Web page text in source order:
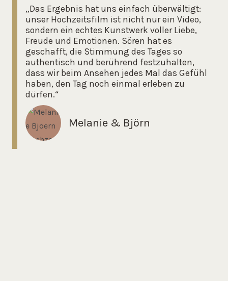
„Das Ergebnis hat uns einfach überwältigt:
unser Hochzeitsfilm ist nicht nur ein Video,
sondern ein echtes Kunstwerk voller Liebe,
Freude und Emotionen. Sören hat es
geschafft, die Stimmung des Tages so
authentisch und berührend festzuhalten,
dass wir beim Ansehen jedes Mal das Gefühl
haben, den Tag noch einmal erleben zu
dürfen.“
Melanie & Björn